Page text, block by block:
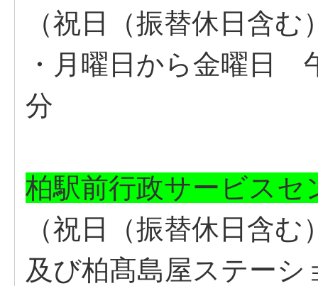
（祝日（振替休日含
・月曜日から金曜日
分
柏駅前行政サービスセ
（祝日（振替休日含
及び柏髙島屋ステー